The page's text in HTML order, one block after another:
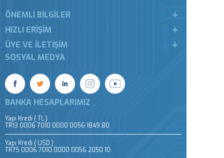
ÖNEMLI BILGILER
HIZLI ERIŞIM
ÜYE VE İLETIŞIM
SOSYAL MEDYA
BANKA HESAPLARIMIZ
Yapı Kredi ( TL )
TR13 0006 7010 0000 0056 1849 80
Yapı Kredi ( USD )
TR75 0006 7010 0000 0056 2050 10